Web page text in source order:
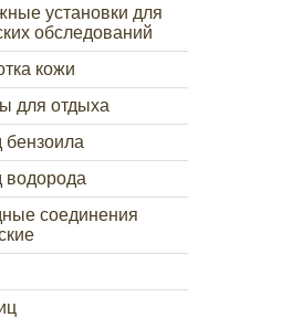
установки для
обследований
кожи
для отдыха
бензоила
водорода
соединения